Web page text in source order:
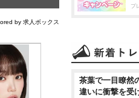
by 求人ボックス
プ
茶葉で一目瞭然
違いに衝撃を受